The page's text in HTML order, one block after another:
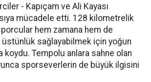
- Kapıçam ve Ali Kayası
mücadele etti. 128 kilometrelik
hem zamana hem de
üstünlük sağlayabilmek için yoğun
koydu. Tempolu anlara sahne olan
sporseverlerin de büyük ilgisini